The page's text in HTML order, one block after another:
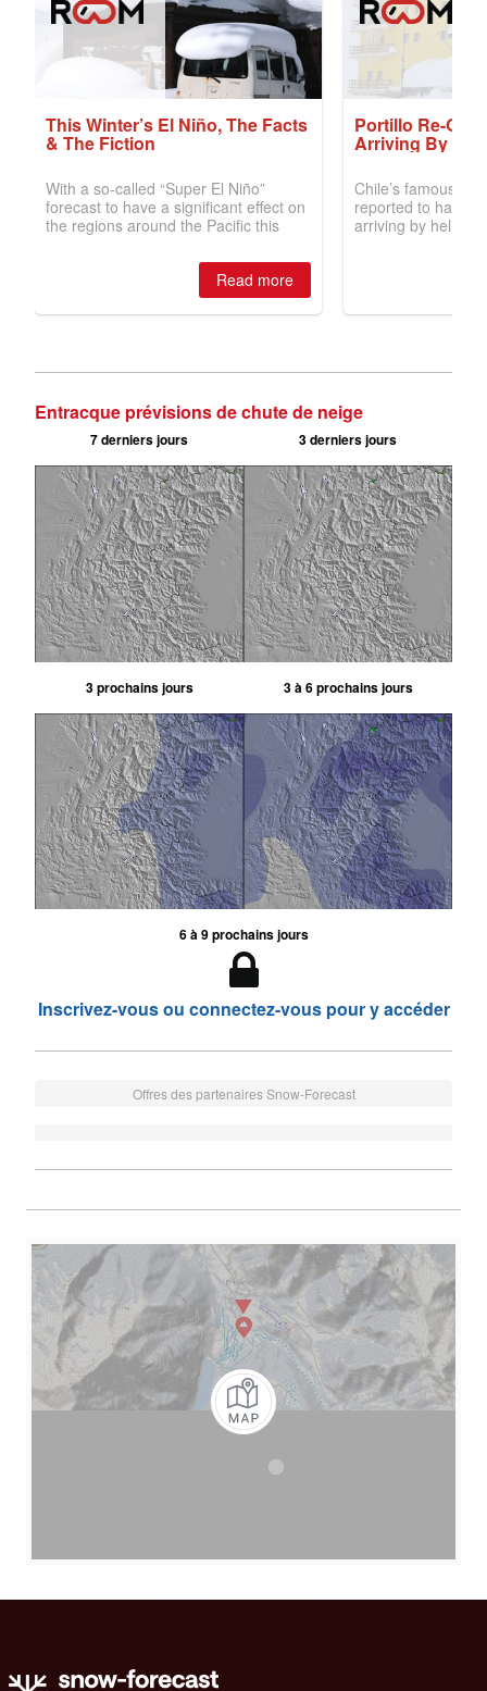
Entracque prévisions de chute de neige
7 derniers jours 3 derniers jours
3 prochains jours 3 à 6 prochains jours
6 à 9 prochains jours
Inscrivez-vous ou connectez-vous pour y accéder
Offres des partenaires Snow-Forecast